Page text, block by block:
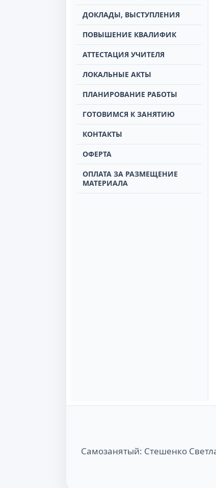
ДОКЛАДЫ, ВЫСТУПЛЕНИЯ
ПОВЫШЕНИЕ КВАЛИФИК
АТТЕСТАЦИЯ УЧИТЕЛЯ
ЛОКАЛЬНЫЕ АКТЫ
ПЛАНИРОВАНИЕ РАБОТЫ
ГОТОВИМСЯ К ЗАНЯТИЮ
КОНТАКТЫ
ОФЕРТА
ОПЛАТА ЗА РАЗМЕЩЕНИЕ
МАТЕРИАЛА
Самозанятый: Стешенко